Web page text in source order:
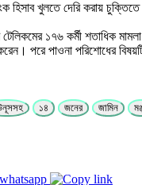
খুলতে দেরি করায়
টেলিকমের ১৭৬ কর্মী শতাধিক
পরে পাওনা পরিশোধের
১৪ জনের জামিন